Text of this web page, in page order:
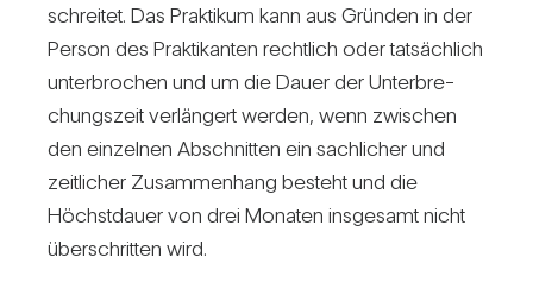
schreitet. Das Prak­tikum kann aus Gründen in der
Person des Prak­ti­kanten recht­lich oder tat­säch­lich
unter­bro­chen und um die Dauer der Unter­bre­
chungs­zeit ver­län­gert werden, wenn zwi­schen
den ein­zelnen Abschnitten ein sach­li­cher und
zeit­li­cher Zusam­men­hang besteht und die
Höchst­dauer von drei Monaten ins­ge­samt nicht
über­schritten wird.